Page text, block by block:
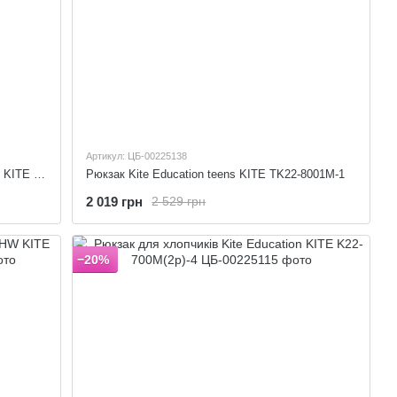
Артикул: ЦБ-00225138
Рюкзак Kite Education teens KITE TK22-8001M-1
2 529 грн
2 019 грн
−20%